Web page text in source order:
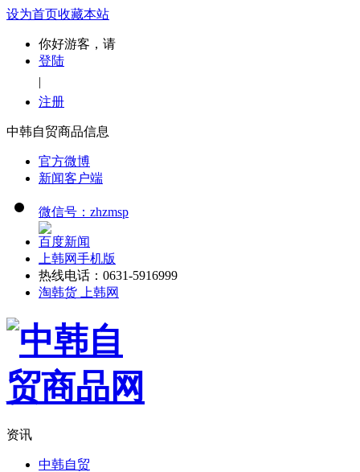
设为首页收藏本站
你好游客，请
登陆
|
注册
中韩自贸商品信息
官方微博
新闻客户端
微信号：zhzmsp
百度新闻
上韩网手机版
热线电话：0631-5916999
淘韩货 上韩网
资讯
中韩自贸